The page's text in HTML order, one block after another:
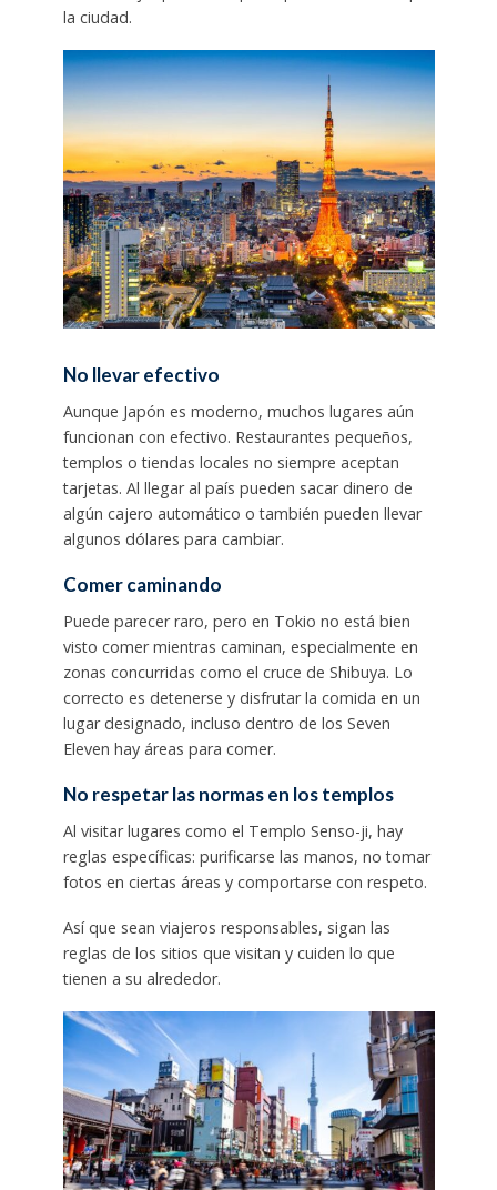
la ciudad.
No llevar efectivo
Aunque Japón es moderno, muchos lugares aún
funcionan con efectivo. Restaurantes pequeños,
templos o tiendas locales no siempre aceptan
tarjetas. Al llegar al país pueden sacar dinero de
algún cajero automático o también pueden llevar
algunos dólares para cambiar.
Comer caminando
Puede parecer raro, pero en Tokio no está bien
visto comer mientras caminan, especialmente en
zonas concurridas como el cruce de Shibuya. Lo
correcto es detenerse y disfrutar la comida en un
lugar designado, incluso dentro de los Seven
Eleven hay áreas para comer.
No respetar las normas en los templos
Al visitar lugares como el Templo Senso-ji, hay
reglas específicas: purificarse las manos, no tomar
fotos en ciertas áreas y comportarse con respeto.
Así que sean viajeros responsables, sigan las
reglas de los sitios que visitan y cuiden lo que
tienen a su alrededor.